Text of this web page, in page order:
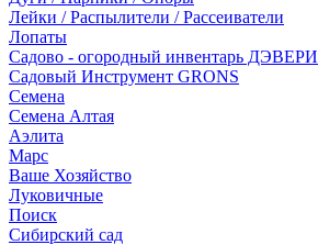
Лейки / Распылители / Рассеиватели
Лопаты
Садово - огородный инвентарь ДЭВЕРИ
Садовый Инструмент GRONS
Семена
Семена Алтая
Аэлита
Марс
Ваше Хозяйство
Луковичные
Поиск
Сибирский сад